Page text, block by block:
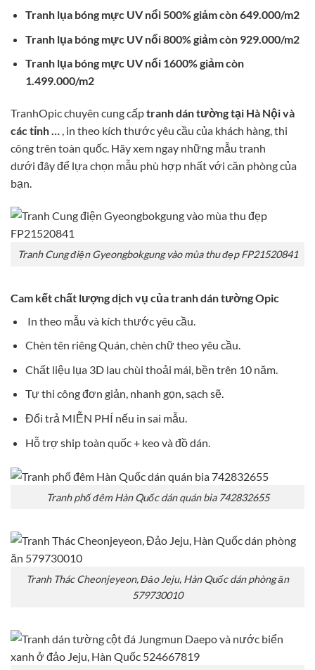
Tranh lụa bóng mực UV nổi 500% giảm còn 649.000/m2
Tranh lụa bóng mực UV nổi 800% giảm còn 929.000/m2
Tranh lụa bóng mực UV nổi 1600% giảm còn
1.499.000/m2
TranhOpic chuyên cung cấptranh dán tường tại Hà Nội và
các tỉnh … , in theo kích thước yêu cầu của khách hàng, thi
công trên toàn quốc. Hãy xem ngay những mẫu tranh
dưới đây để lựa chọn mẫu phù hợp nhất với căn phòng của
bạn.
Tranh Cung điện Gyeongbokgung vào mùa thu đẹp FP21520841
Cam kết chất lượng dịch vụ của tranh dán tường Opic
In theo mẫu và kích thước yêu cầu.
Chèn tên riêng Quán, chèn chữ theo yêu cầu.
Chất liệu lụa 3D lau chùi thoải mái, bền trên 10 năm.
Tự thi công đơn giản, nhanh gọn, sạch sẽ.
Đổi trả MIỄN PHÍ nếu in sai mẫu.
Hỗ trợ ship toàn quốc + keo và đồ dán.
Tranh phố đêm Hàn Quốc dán quán bia 742832655
Tranh Thác Cheonjeyeon, Đảo Jeju, Hàn Quốc dán phòng ăn
579730010